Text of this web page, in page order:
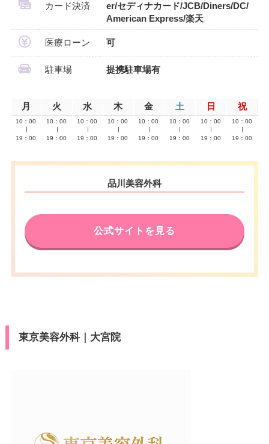
カード決済
er/セディナカード/JCB/Diners/DC/
American Express/楽天
医療ローン 可
駐車場 提携駐車場有
月 火 水 木 金 土 日 祝
10：00
19：00
10：00
19：00
10：00
19：00
10：00
19：00
10：00
19：00
10：00
19：00
10：00
19：00
10：00
19：00
品川美容外科
公式サイトを見る
東京美容外科｜大宮院